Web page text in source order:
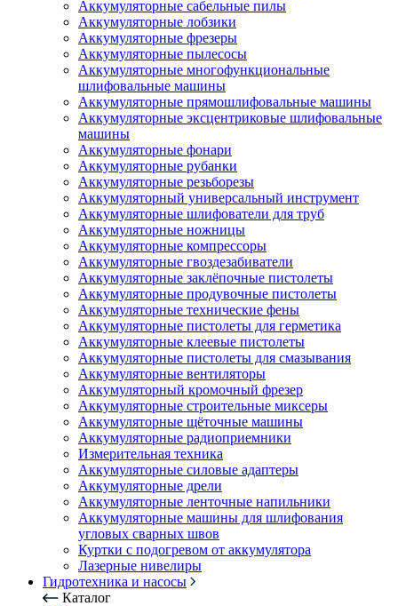
Аккумуляторные сабельные пилы
Аккумуляторные лобзики
Аккумуляторные фрезеры
Аккумуляторные пылесосы
Аккумуляторные многофункциональные
шлифовальные машины
Аккумуляторные прямошлифовальные машины
Аккумуляторные эксцентриковые шлифовальные
машины
Аккумуляторные фонари
Аккумуляторные рубанки
Аккумуляторные резьборезы
Аккумуляторный универсальный инструмент
Аккумуляторные шлифователи для труб
Аккумуляторные ножницы
Аккумуляторные компрессоры
Аккумуляторные гвоздезабиватели
Аккумуляторные заклёпочные пистолеты
Аккумуляторные продувочные пистолеты
Аккумуляторные технические фены
Аккумуляторные пистолеты для герметика
Аккумуляторные клеевые пистолеты
Аккумуляторные пистолеты для смазывания
Аккумуляторные вентиляторы
Аккумуляторный кромочный фрезер
Аккумуляторные строительные миксеры
Аккумуляторные щёточные машины
Аккумуляторные радиоприемники
Измерительная техника
Аккумуляторные силовые адаптеры
Аккумуляторные дрели
Аккумуляторные ленточные напильники
Аккумуляторные машины для шлифования
угловых сварных швов
Куртки с подогревом от аккумулятора
Лазерные нивелиры
Гидротехника и насосы
Каталог